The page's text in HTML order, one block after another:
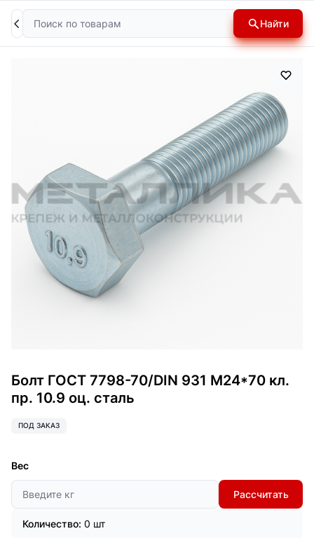
Поиск Найти
Болт ГОСТ 7798-70/DIN 931 М24*70 кл.
пр. 10.9 оц. сталь
ПОД ЗАКАЗ
Вес
Рассчитать
Количество: 0 шт